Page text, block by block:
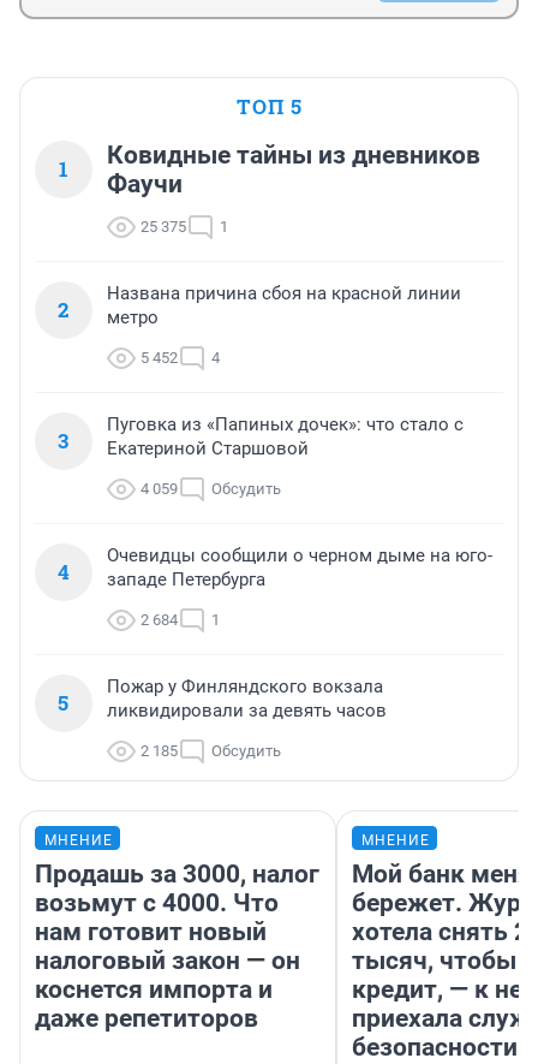
ТОП 5
1
Ковидные тайны из дневников
Фаучи
25 375 1
2
Названа причина сбоя на красной линии
метро
5 452 4
3
Пуговка из «Папиных дочек»: что стало с
Екатериной Старшовой
4 059 Обсудить
4
Очевидцы сообщили о черном дыме на юго-
западе Петербурга
2 684 1
5
Пожар у Финляндского вокзала
ликвидировали за девять часов
2 185 Обсудить
МНЕНИЕ
Продашь за 3000, налог
возьмут с 4000. Что
нам готовит новый
налоговый закон — он
коснется импорта и
даже репетиторов
МНЕНИЕ
Мой банк меня
бережет.
хотела снять
тысяч, чтобы
кредит, — к
приехала
безопасности